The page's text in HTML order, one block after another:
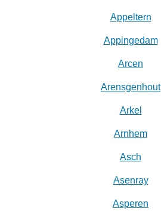
Appeltern
Appingedam
Arcen
Arensgenhout
Arkel
Arnhem
Asch
Asenray
Asperen